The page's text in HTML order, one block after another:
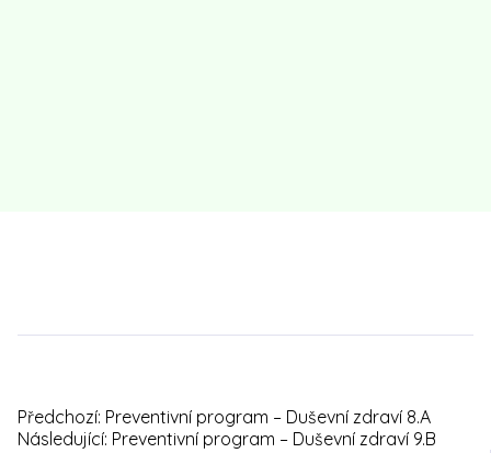
Navigace
Předchozí: Preventivní program – Duševní zdraví 8.A
Následující: Preventivní program – Duševní zdraví 9.B